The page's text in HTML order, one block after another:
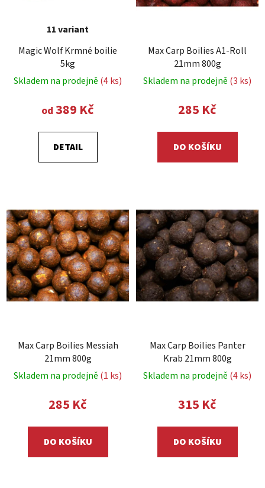
11 variant
Magic Wolf Krmné boilie
5kg
Skladem na prodejně (4 ks)
od 389 Kč
DETAIL
Max Carp Boilies A1-Roll
21mm 800g
Skladem na prodejně (3 ks)
285 Kč
DO KOŠÍKU
Max Carp Boilies Messiah
21mm 800g
Skladem na prodejně (1 ks)
285 Kč
DO KOŠÍKU
Max Carp Boilies Panter
Krab 21mm 800g
Skladem na prodejně (4 ks)
315 Kč
DO KOŠÍKU